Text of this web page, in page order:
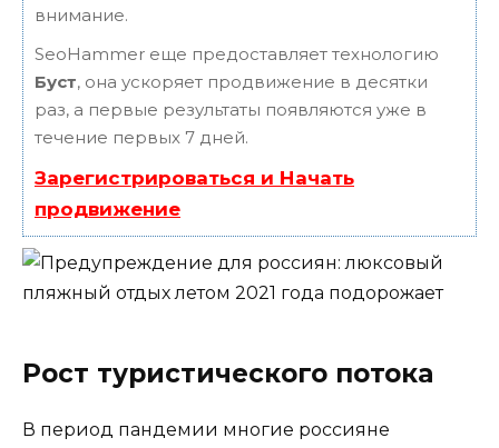
внимание.
SeoHammer еще предоставляет технологию
Буст, она ускоряет продвижение в десятки
раз, а первые результаты появляются уже в
течение первых 7 дней.
Зарегистрироваться и Начать
продвижение
Рост туристического потока
В период пандемии многие россияне